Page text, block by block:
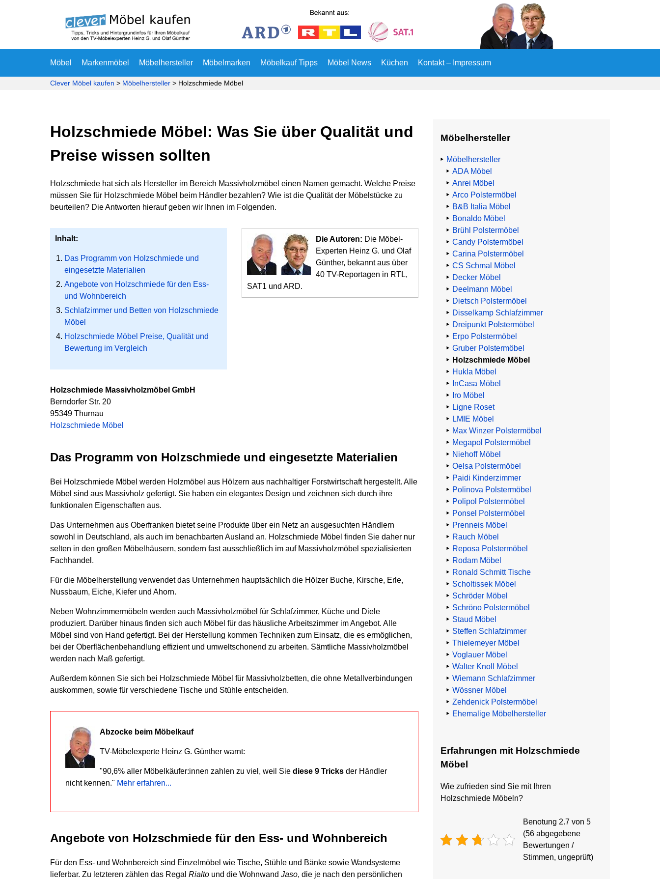
Möbel Markenmöbel Möbelhersteller Möbelmarken Möbelkauf Tipps Möbel News Küchen Kontakt – Impressum
Clever Möbel kaufen > Möbelhersteller > Holzschmiede Möbel
Holzschmiede Möbel: Was Sie über Qualität und
Preise wissen sollten
Holzschmiede hat sich als Hersteller im Bereich Massivholzmöbel einen Namen gemacht. Welche Preise
müssen Sie für Holzschmiede Möbel beim Händler bezahlen? Wie ist die Qualität der Möbelstücke zu
beurteilen? Die Antworten hierauf geben wir Ihnen im Folgenden.
Inhalt:
Das Programm von Holzschmiede und
eingesetzte Materialien
Angebote von Holzschmiede für den Ess-
und Wohnbereich
Schlafzimmer und Betten von Holzschmiede
Möbel
Holzschmiede Möbel Preise, Qualität und
Bewertung im Vergleich
Die Autoren: Die Möbel-
Experten Heinz G. und Olaf
Günther, bekannt aus über
40 TV-Reportagen in RTL,
SAT1 und ARD.
Holzschmiede Massivholzmöbel GmbH
Berndorfer Str. 20
95349 Thurnau
Holzschmiede Möbel
Das Programm von Holzschmiede und eingesetzte Materialien
Bei Holzschmiede Möbel werden Holzmöbel aus Hölzern aus nachhaltiger Forstwirtschaft hergestellt. Alle
Möbel sind aus Massivholz gefertigt. Sie haben ein elegantes Design und zeichnen sich durch ihre
funktionalen Eigenschaften aus.
Das Unternehmen aus Oberfranken bietet seine Produkte über ein Netz an ausgesuchten Händlern
sowohl in Deutschland, als auch im benachbarten Ausland an. Holzschmiede Möbel finden Sie daher nur
selten in den großen Möbelhäusern, sondern fast ausschließlich im auf Massivholzmöbel spezialisierten
Fachhandel.
Für die Möbelherstellung verwendet das Unternehmen hauptsächlich die Hölzer Buche, Kirsche, Erle,
Nussbaum, Eiche, Kiefer und Ahorn.
Neben Wohnzimmermöbeln werden auch Massivholzmöbel für Schlafzimmer, Küche und Diele
produziert. Darüber hinaus finden sich auch Möbel für das häusliche Arbeitszimmer im Angebot. Alle
Möbel sind von Hand gefertigt. Bei der Herstellung kommen Techniken zum Einsatz, die es ermöglichen,
bei der Oberflächenbehandlung effizient und umweltschonend zu arbeiten. Sämtliche Massivholzmöbel
werden nach Maß gefertigt.
Außerdem können Sie sich bei Holzschmiede Möbel für Massivholzbetten, die ohne Metallverbindungen
auskommen, sowie für verschiedene Tische und Stühle entscheiden.
Abzocke beim Möbelkauf
TV-Möbelexperte Heinz G. Günther warnt:
"90,6% aller Möbelkäufer:innen zahlen zu viel, weil Sie diese 9 Tricks der Händler
nicht kennen." Mehr erfahren...
Angebote von Holzschmiede für den Ess- und Wohnbereich
Für den Ess- und Wohnbereich sind Einzelmöbel wie Tische, Stühle und Bänke sowie Wandsysteme
lieferbar. Zu letzteren zählen das Regal Rialto und die Wohnwand Jaso, die je nach den persönlichen
Möbelhersteller
Möbelhersteller
ADA Möbel
Anrei Möbel
Arco Polstermöbel
B&B Italia Möbel
Bonaldo Möbel
Brühl Polstermöbel
Candy Polstermöbel
Carina Polstermöbel
CS Schmal Möbel
Decker Möbel
Deelmann Möbel
Dietsch Polstermöbel
Disselkamp Schlafzimmer
Dreipunkt Polstermöbel
Erpo Polstermöbel
Gruber Polstermöbel
Holzschmiede Möbel
Hukla Möbel
InCasa Möbel
Iro Möbel
Ligne Roset
LMIE Möbel
Max Winzer Polstermöbel
Megapol Polstermöbel
Niehoff Möbel
Oelsa Polstermöbel
Paidi Kinderzimmer
Polinova Polstermöbel
Polipol Polstermöbel
Ponsel Polstermöbel
Prenneis Möbel
Rauch Möbel
Reposa Polstermöbel
Rodam Möbel
Ronald Schmitt Tische
Scholtissek Möbel
Schröder Möbel
Schröno Polstermöbel
Staud Möbel
Steffen Schlafzimmer
Thielemeyer Möbel
Voglauer Möbel
Walter Knoll Möbel
Wiemann Schlafzimmer
Wössner Möbel
Zehdenick Polstermöbel
Ehemalige Möbelhersteller
Erfahrungen mit Holzschmiede
Möbel
Wie zufrieden sind Sie mit Ihren
Holzschmiede Möbeln?
Benotung 2.7 von 5
(56 abgegebene
Bewertungen /
Stimmen, ungeprüft)